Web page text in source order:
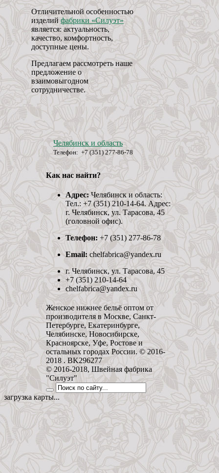
Отличительной особенностью
изделий фабрики «Силуэт»
является: актуальность,
качество, комфортность,
доступные цены.
Предлагаем рассмотреть наше
предложение о
взаимовыгодном
сотрудничестве.
Челябинск и область
Телефон: +7 (351) 277-86-78
Как нас найти?
Адрес:Челябинск и область:
Тел.: +7 (351) 210-14-64. Адрес:
г. Челябинск, ул. Тарасова, 45
(головной офис).
Телефон: +7 (351) 277-86-78
Email: chelfabrica@yandex.ru
г. Челябинск, ул. Тарасова, 45
+7 (351) 210-14-64
chelfabrica@yandex.ru
Женское нижнее бельё оптом от
производителя в Москве, Санкт-
Петербурге, Екатеринбурге,
Челябинске, Новосибирске,
Красноярске, Уфе, Ростове и
остальных городах России. © 2016-
2018 . BK296277
© 2016-2018, Швейная фабрика
"Силуэт"
загрузка карты...